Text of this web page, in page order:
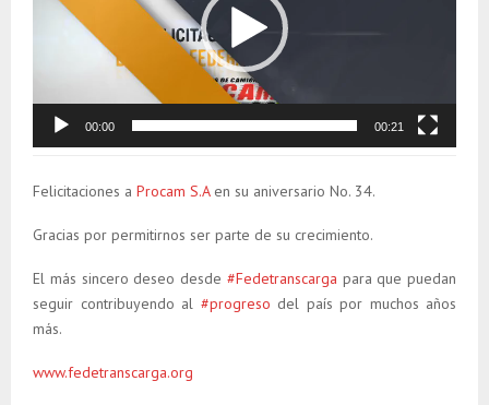
o
d
v
í
d
e
00:00 00:21
Felicitaciones a Procam S.Aen su aniversario No. 34.
Gracias por permitirnos ser parte de su crecimiento.
El más sincero deseo desde #Fedetranscarga para que puedan
seguir contribuyendo al #progreso del país por muchos años
más.
www.fedetranscarga.org